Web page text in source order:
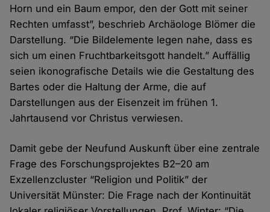
Horn und ein Baum empor, den der Gott mit seiner
Rechten umfasst”, beschrieb Archäologe Blömer die
Darstellung. “Die Bildelemente legen nahe, dass es
sich um einen Fruchtbarkeitsgott handelt.” Auffällig
seien ikonografische Details wie die Gestaltung des
Bartes oder die Haltung der Arme, die auf
Darstellungen aus der Eisenzeit im frühen 1.
Jahrtausend vor Christus verwiesen.
Damit gebe der Neufund Auskunft über eine zentrale
Frage des Forschungsprojektes B2–20 am
Exzellenzcluster “Religion und Politik” der
Universität Münster: Die Frage nach der Kontinuität